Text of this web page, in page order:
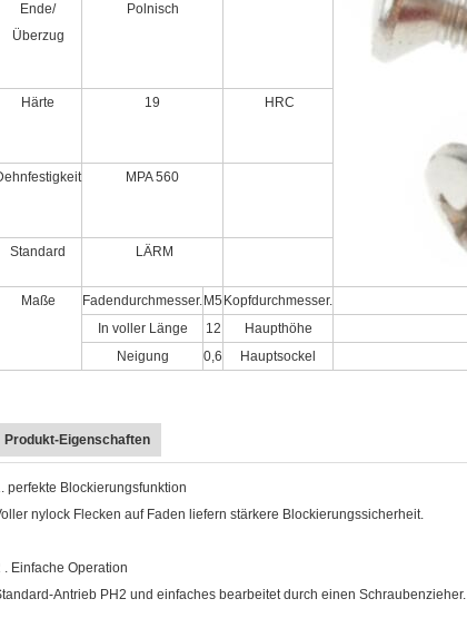
Ende/
Überzug
Polnisch
Härte 19 HRC
MPA 560
Standard LÄRM
Maße Fadendurchmesser. M5 Kopfdurchmesser.
In voller Länge
12 Haupthöhe
Neigung
0,6 Hauptsockel
Produkt-Eigenschaften
perfekte Blockierungsfunktion
nylock Flecken auf Faden liefern stärkere Blockierungssicherheit.
. Einfache Operation
Antrieb PH2 und einfaches bearbeitet durch einen Schraubenzieher.